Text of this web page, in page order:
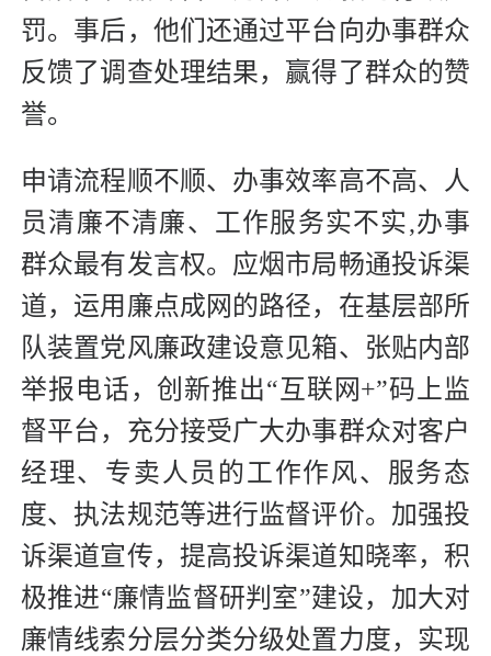
罚。事后，他们还通过平台向办事群众
反馈了调查处理结果，赢得了群众的赞
誉。
申请流程顺不顺、办事效率高不高、人
员清廉不清廉、工作服务实不实,办事
群众最有发言权。应烟市局畅通投诉渠
道，运用廉点成网的路径，在基层部所
队装置党风廉政建设意见箱、张贴内部
举报电话，创新推出“互联网+”码上监
督平台，充分接受广大办事群众对客户
经理、专卖人员的工作作风、服务态
度、执法规范等进行监督评价。加强投
诉渠道宣传，提高投诉渠道知晓率，积
极推进“廉情监督研判室”建设，加大对
廉情线索分层分类分级处置力度，实现